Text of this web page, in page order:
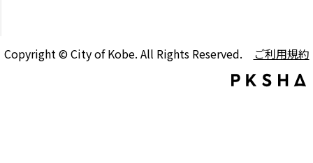
Copyright © City of Kobe. All Rights Reserved. ご利用規約